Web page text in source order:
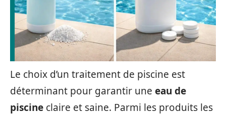
Le choix d’un traitement de piscine est
déterminant pour garantir une eau de
piscine claire et saine. Parmi les produits les